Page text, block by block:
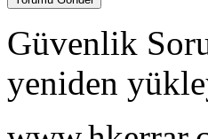
Güvenlik
yeniden